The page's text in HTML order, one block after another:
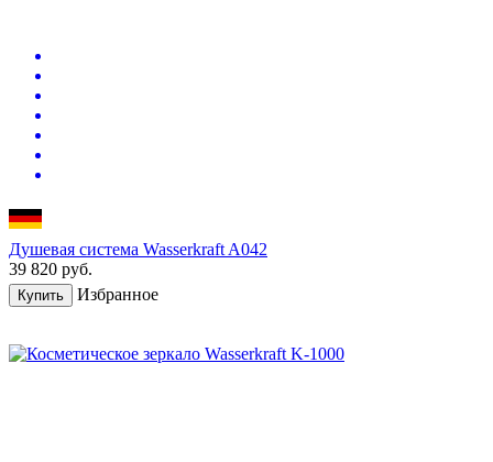
Душевая система Wasserkraft A042
39 820 руб.
Купить Избранное